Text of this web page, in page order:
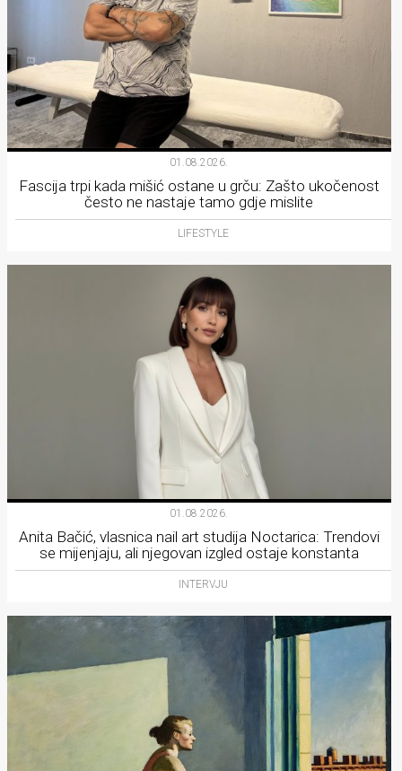
01.08.2026.
Fascija trpi kada mišić ostane u grču: Zašto ukočenost
često ne nastaje tamo gdje mislite
LIFESTYLE
01.08.2026.
Anita Bačić, vlasnica nail art studija Noctarica: Trendovi
se mijenjaju, ali njegovan izgled ostaje konstanta
INTERVJU